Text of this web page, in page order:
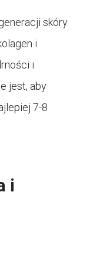
skóry.
i
i
jest, aby
7-8
i